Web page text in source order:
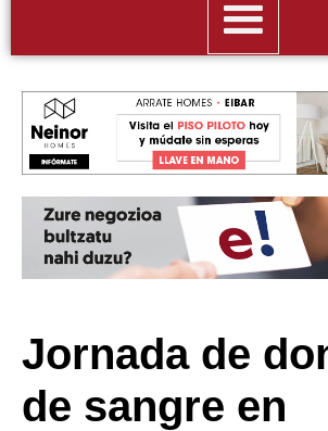
Jornada de
de sangre en